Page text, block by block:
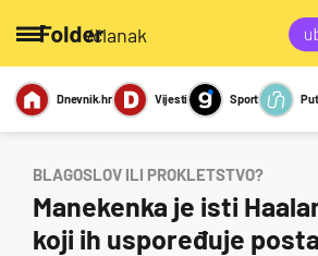
/članak
Miks Kviz
Sexy
Dnevnik.hr Vijesti Sport
BLAGOSLOV ILI PROKLETSTVO?
Manekenka je isti
koji ih uspoređuje